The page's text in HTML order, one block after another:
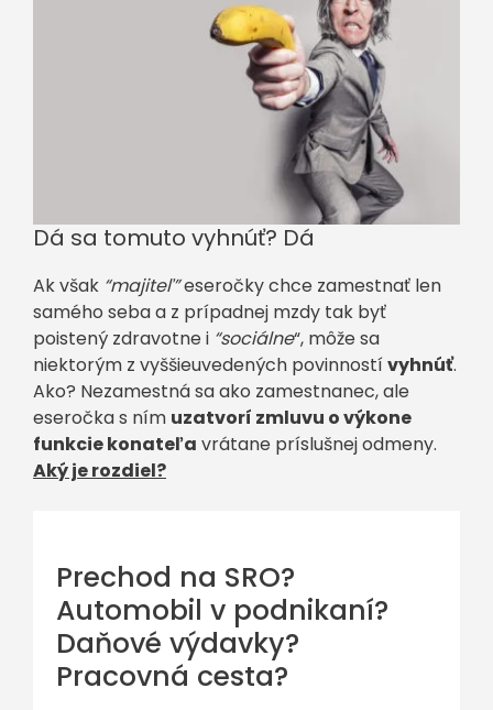
Dá sa tomuto vyhnúť? Dá
Ak však “majiteľ”eseročky chce zamestnať len
samého seba a z prípadnej mzdy tak byť
poistený zdravotne i “sociálne“, môže sa
niektorým z vyššieuvedených povinnostívyhnúť.
Ako? Nezamestná sa ako zamestnanec, ale
eseročka s ním uzatvorí zmluvu o výkone
funkcie konateľa vrátane príslušnej odmeny.
Aký je rozdiel?
Prechod na SRO?
Automobil v podnikaní?
Daňové výdavky?
Pracovná cesta?